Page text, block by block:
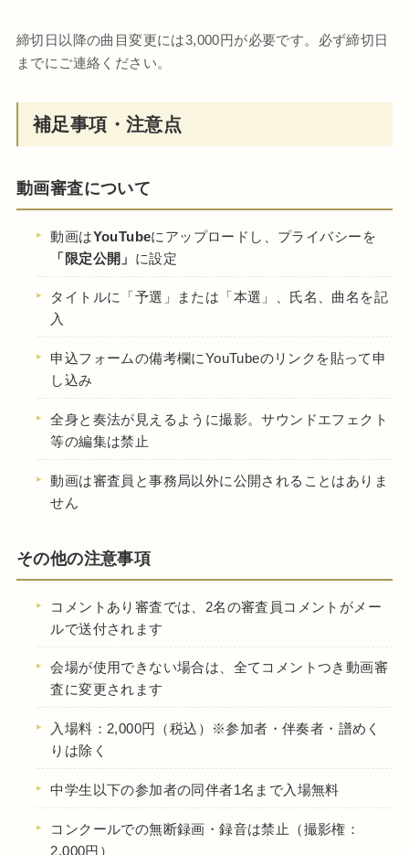
締切日以降の曲目変更には3,000円が必要です。必ず締切日
までにご連絡ください。
補足事項・注意点
動画審査について
動画はYouTubeにアップロードし、プライバシーを
「限定公開」 に設定
タイトルに「予選」または「本選」、氏名、曲名を記
入
申込フォームの備考欄にYouTubeのリンクを貼って申
し込み
全身と奏法が見えるように撮影。サウンドエフェクト
等の編集は禁止
動画は審査員と事務局以外に公開されることはありま
せん
その他の注意事項
コメントあり審査では、2名の審査員コメントがメー
ルで送付されます
会場が使用できない場合は、全てコメントつき動画審
査に変更されます
入場料：2,000円（税込）※参加者・伴奏者・譜めく
りは除く
中学生以下の参加者の同伴者1名まで入場無料
コンクールでの無断録画・録音は禁止（撮影権：
2,000円）